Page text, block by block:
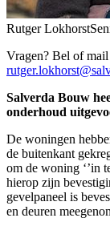
Rutger Lokhorst
Vragen? Bel of
Salverda Bouw
onderhoud
De woningen
de buitenkant
om de woning ‘’in
hierop zijn
gevelpaneel is
en deuren